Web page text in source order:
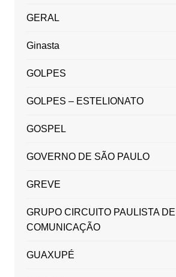
GERAL
Ginasta
GOLPES
GOLPES – ESTELIONATO
GOSPEL
GOVERNO DE SÃO PAULO
GREVE
GRUPO CIRCUITO PAULISTA DE
COMUNICAÇÃO
GUAXUPÉ